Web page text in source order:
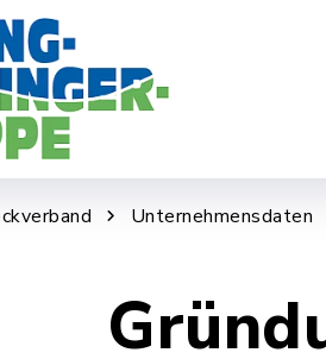
WIR
Unternehmensdaten